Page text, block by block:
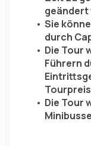
geändert
Sie
durch
Die Tour
Führern
Die Tour